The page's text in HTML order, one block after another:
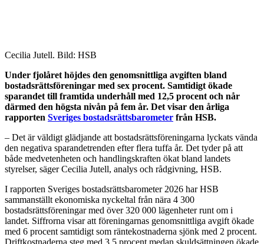
Cecilia Jutell. Bild: HSB
Under fjolåret höjdes den genomsnittliga avgiften bland
bostadsrättsföreningar med sex procent. Samtidigt ökade
sparandet till framtida underhåll med 12,5 procent och når
därmed den högsta nivån på fem år. Det visar den årliga
rapporten Sveriges bostadsrättsbarometer från HSB.
– Det är väldigt glädjande att bostadsrättsföreningarna lyckats vända
den negativa sparandetrenden efter flera tuffa år. Det tyder på att
både medvetenheten och handlingskraften ökat bland landets
styrelser, säger Cecilia Jutell, analys och rådgivning, HSB.
I rapporten Sveriges bostadsrättsbarometer 2026 har HSB
sammanställt ekonomiska nyckeltal från nära 4 300
bostadsrättsföreningar med över 320 000 lägenheter runt om i
landet. Siffrorna visar att föreningarnas genomsnittliga avgift ökade
med 6 procent samtidigt som räntekostnaderna sjönk med 2 procent.